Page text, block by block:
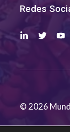
Redes
© 2026